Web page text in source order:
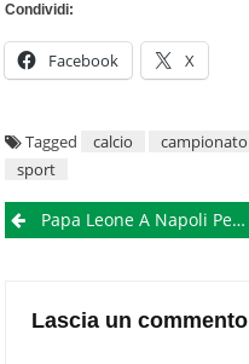
Condividi:
Facebook X
Tagged calcio campionato
sport
PostPapa Leone A Napoli Per Il Primo Anniversario Di Pontificato
Lascia un commento